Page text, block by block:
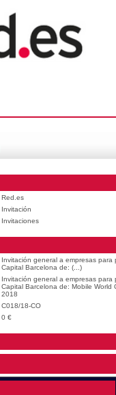
Red.es
Invitación
Invitaciones
Invitación general a empresas
Capital Barcelona de: (...)
Invitación general a empresas
Capital Barcelona de: Mobile World
2018
C018/18-CO
0 €